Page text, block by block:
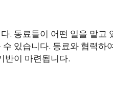
. 동료들이 어떤 일을 맡고
있습니다. 동료와 협력하
반이 마련됩니다.